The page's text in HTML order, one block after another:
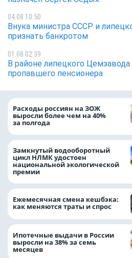
04.08 10:50
Внука министра СССР и
признать банкротом
01.08 02:39
В районе липецкого
пропавшего пенсионера
Расходы россиян на ЗОЖ
выросли более чем на 40%
за полгода
Замкнутый водооборотный
цикл НЛМК удостоен
национальной экологической
премии
Ежемесячная смена кешбэка:
как меняются траты и спрос
Ипотечные выдачи в России
выросли на 38% за семь
месяцев